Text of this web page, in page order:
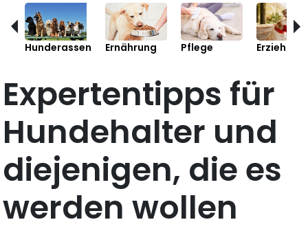
Hunderassen Ernährung Pflege Erziehung
Expertentipps für
Hundehalter und
diejenigen, die es
werden wollen